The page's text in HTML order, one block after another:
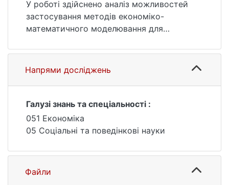
У роботі здійснено аналіз можливостей
застосування методів економіко-
математичного моделювання для
Напрями досліджень
Галузі знань та спеціальності :
051 Економіка
05 Соціальні та поведінкові науки
Файли